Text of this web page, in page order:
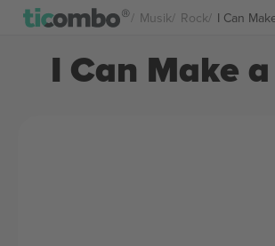
Musik Rock I Can
I Can Make